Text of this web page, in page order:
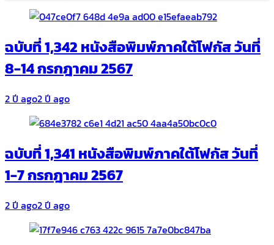
ฉบับที่ 1,342 หนังสือพิมพ์ภาคใต้โฟกัส วันที่
8-14 กรกฎาคม 2567
2 ปี ago2 ปี ago
ฉบับที่ 1,341 หนังสือพิมพ์ภาคใต้โฟกัส วันที่
1-7 กรกฎาคม 2567
2 ปี ago2 ปี ago